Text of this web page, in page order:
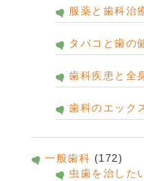
服薬と歯科治
タバコと歯の
歯科疾患と全
歯科のエック
一般歯科 (172)
虫歯を治した